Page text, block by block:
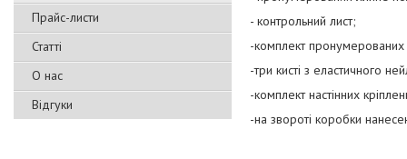
Прайс-листи
Статті
О нас
Відгуки
- контрольний лист;
-комплект
-три кисті з еластичного
-комплект настінних
-на звороті коробки